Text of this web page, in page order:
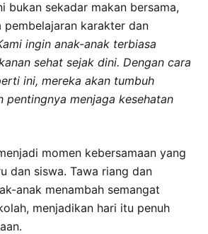
bukan sekadar makan bersama,
pembelajaran karakter dan
ingin anak-anak terbiasa
sehat sejak dini. Dengan cara
ini, mereka akan tumbuh
pentingnya menjaga kesehatan
momen kebersamaan yang
dan siswa. Tawa riang dan
anak menambah semangat
menjadikan hari itu penuh